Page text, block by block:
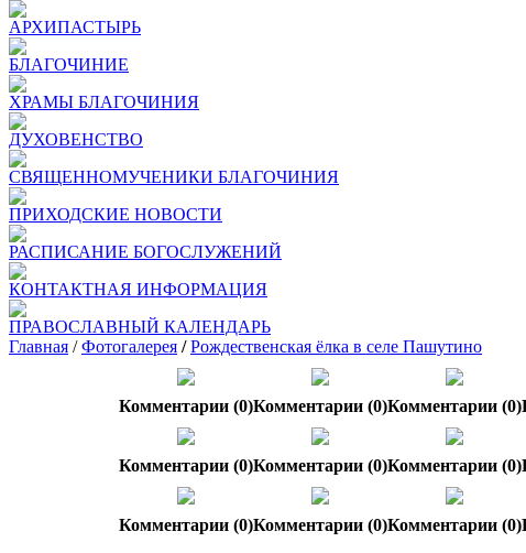
АРХИПАСТЫРЬ
БЛАГОЧИНИЕ
ХРАМЫ БЛАГОЧИНИЯ
ДУХОВЕНСТВО
СВЯЩЕННОМУЧЕНИКИ БЛАГОЧИНИЯ
ПРИХОДСКИЕ НОВОСТИ
РАСПИСАНИЕ БОГОСЛУЖЕНИЙ
КОНТАКТНАЯ ИНФОРМАЦИЯ
ПРАВОСЛАВНЫЙ КАЛЕНДАРЬ
Главная /Фотогалерея /Рождественская ёлка в селе Пашутино
Комментарии (0)Комментарии (0)Комментарии (0)
Комментарии (0)Комментарии (0)Комментарии (0)
Комментарии (0)Комментарии (0)Комментарии (0)